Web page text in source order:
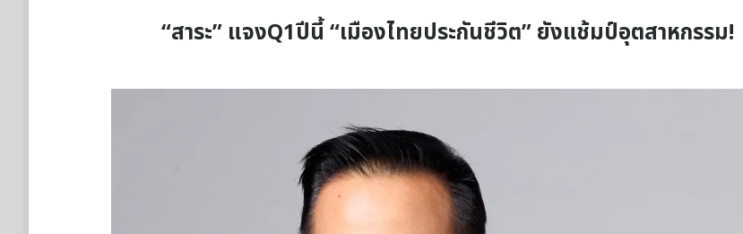
“สาระ” แจงQ1ปีนี้ “เมืองไทยประกันชีวิต” ยังแช้มป์อุตสาหกรรม!